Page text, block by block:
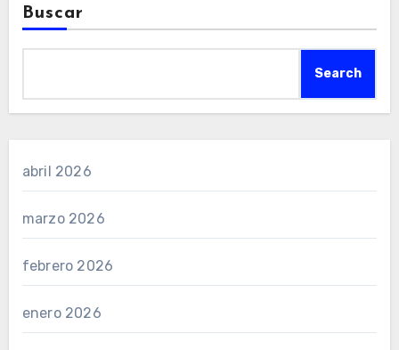
Buscar
Search
abril 2026
marzo 2026
febrero 2026
enero 2026